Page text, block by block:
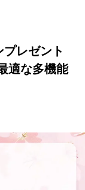
レゼント
適な多機能